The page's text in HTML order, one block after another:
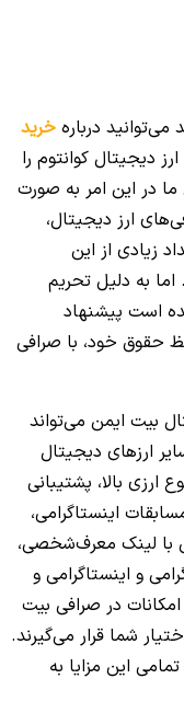
می‌توانید درباره خرید
دیجیتال کوانتوم را
در این امر به صورت
ارز دیجیتال،
زیادی از این
به دلیل تحریم
است پیشنهاد
حقوق خود، با صرافی
بیت ایمن می‌تواند
ارزهای دیجیتال
ارزی بالا، پشتیبانی
مسابقات اینستاگرامی،
با لینک معرف‌شخصی،
و اینستاگرامی و
در صرافی بیت
شما قرار می‌گیرند.
این مزایا به